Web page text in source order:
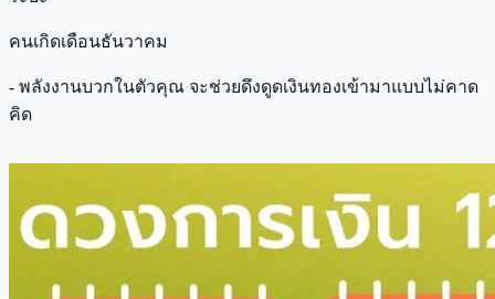
คนเกิดเดือนธันวาคม
- พลังงานบวกในตัวคุณ จะช่วยดึงดูดเงินทองเข้ามาแบบไม่คาด
คิด